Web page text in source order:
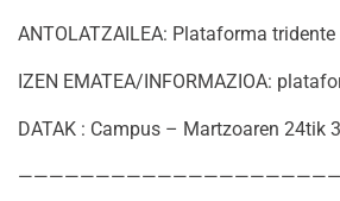
ANTOLATZAILEA: Plataforma tridente
IZEN EMATEA/INFORMAZIOA:
DATAK : Campus – Martzoaren